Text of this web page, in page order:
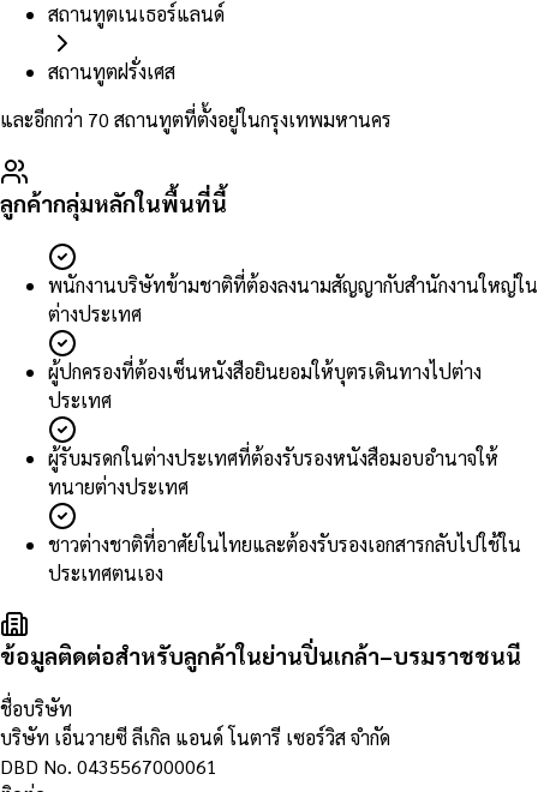
สถานทูตเนเธอร์แลนด์
สถานทูตฝรั่งเศส
และอีกกว่า 70 สถานทูตที่ตั้งอยู่ในกรุงเทพมหานคร
ลูกค้ากลุ่มหลักในพื้นที่นี้
พนักงานบริษัทข้ามชาติที่ต้องลงนามสัญญากับสำนักงานใหญ่ใน
ต่างประเทศ
ผู้ปกครองที่ต้องเซ็นหนังสือยินยอมให้บุตรเดินทางไปต่าง
ประเทศ
ผู้รับมรดกในต่างประเทศที่ต้องรับรองหนังสือมอบอำนาจให้
ทนายต่างประเทศ
ชาวต่างชาติที่อาศัยในไทยและต้องรับรองเอกสารกลับไปใช้ใน
ประเทศตนเอง
ข้อมูลติดต่อสำหรับลูกค้าในย่านปิ่นเกล้า–บรมราชชนนี
ชื่อบริษัท
บริษัท เอ็นวายซี ลีเกิล แอนด์ โนตารี เซอร์วิส จำกัด
DBD No. 0435567000061